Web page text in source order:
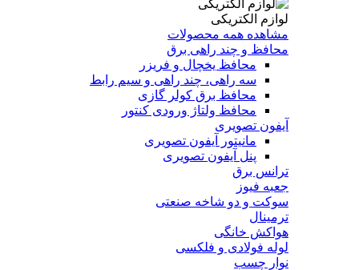
لوازم الکتریکی
مشاهده همه محصولات
محافظ و چند راهی برق
محافظ یخچال و فریزر
سه راهی، چند راهی و سیم رابط
محافظ برق کولر گازی
محافظ ولتاژ ورودی کنتور
آیفون تصویری
مانیتور آیفون تصویری
پنل آیفون تصویری
ترانس برق
جعبه فیوز
سوکت و دو شاخه صنعتی
ترمینال
هواکش خانگی
لوله فولادی و فلکسی
نوار چسب